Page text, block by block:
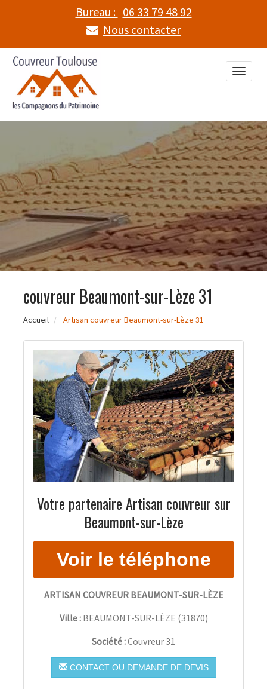
Bureau : 06 33 79 48 92
Nous contacter
Toggle
couvreur Beaumont-sur-Lèze 31
Accueil Artisan couvreur Beaumont-sur-Lèze 31
Votre partenaire Artisan couvreur sur
Beaumont-sur-Lèze
ARTISAN COUVREUR BEAUMONT-SUR-LÈZE
Ville : BEAUMONT-SUR-LÈZE (31870)
Société :Couvreur 31
CONTACT OU DEMANDE DE DEVIS